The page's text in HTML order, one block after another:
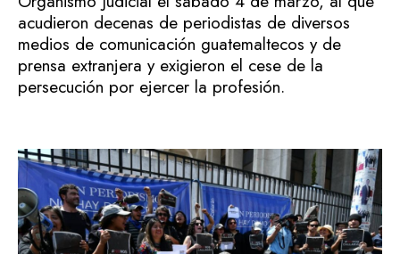
acudieron decenas de periodistas de diversos
medios de comunicación guatemaltecos y de
prensa extranjera y exigieron el cese de la
persecución por ejercer la profesión.